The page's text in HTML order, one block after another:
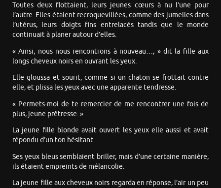
Toutes deux flottaient, leurs jeunes cœurs à nu l’une pour
l’autre. Elles étaient recroquevillées, comme des jumelles dans
l’utérus, leurs doigts fins entrelacés tandis que le monde
continuait à planer autour d’elles.
« Ainsi, nous nous rencontrons à nouveau…, » dit la fille aux
longs cheveux noirs en ouvrant les yeux.
Elle gloussa et sourit, comme si un chaton se frottait contre
elle, et plissa les yeux avec une apparente tendresse.
« Permets-moi de te remercier de me rencontrer une fois de
plus, jeune prêtresse. »
La jeune fille blonde avait ouvert les yeux elle aussi et avait
répondu d’un ton hésitant.
Ses yeux bleus semblaient briller, mais d’une certaine manière,
ils étaient empreints de mélancolie.
La jeune fille aux cheveux noirs regarda en réponse, l’air un peu